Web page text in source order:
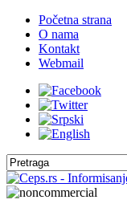
Početna strana
O nama
Kontakt
Webmail